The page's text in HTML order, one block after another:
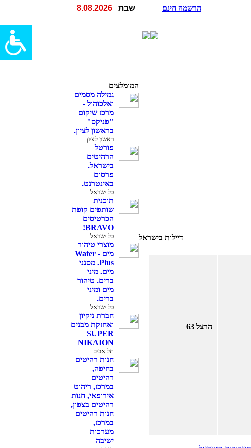
הרשמה חינם שבת 8.08.2026
דיילות בישראל
הרצל 63
המומלצים
גמילה מסמים
ואלכוהול -
מרכז שיקום
"פניקס"
בראשון לציון.
ראשון לציון
פורטל
הרהיטים
בישראל.
פרסום
באינטרנט.
כל ישראל
תוכנית
שותפים קופת
הכרטיסים
BRAVO!
כל ישראל
מוצרי טיהור
מים - Water
Plus. מסנני
מים. מיני
ברים. טיהור
מים ומיני
ברים.
כל ישראל
חברת ניקיון
ואחזקת מבנים
SUPER
NIKAION
תל אביב
חנות רהיטים
בחיפה,
רהיטים
במרכז, ריהוט
אירופאי, חנות
רהיטים בצפון,
חנות רהיטים
במרכז,
מערכות
ישיבה